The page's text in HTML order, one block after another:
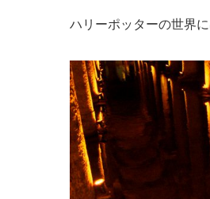
ハリーポッターの世界